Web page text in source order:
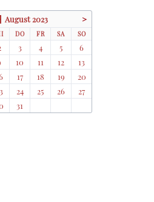
August 2023 >
TTWOCH
DONNERSTAG
FREITAG
SAMSTAG
SONNTAG
3 4 5
6
10 11 12
13
17 18 19
20
24 25 26
27
31